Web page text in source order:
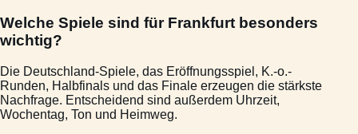
Welche Spiele sind für Frankfurt besonders
wichtig?
Die Deutschland-Spiele, das Eröffnungsspiel, K.-o.-
Runden, Halbfinals und das Finale erzeugen die stärkste
Nachfrage. Entscheidend sind außerdem Uhrzeit,
Wochentag, Ton und Heimweg.